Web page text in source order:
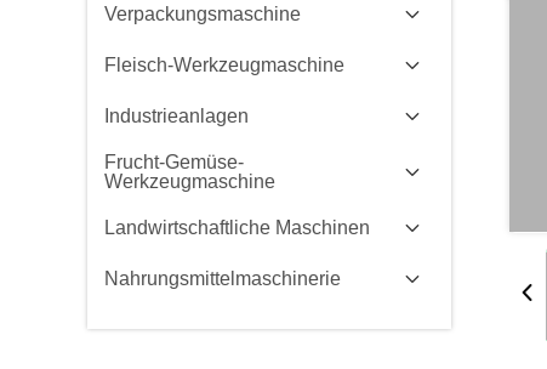
Verpackungsmaschine
Fleisch-Werkzeugmaschine
Industrieanlagen
Frucht-Gemüse-
Werkzeugmaschine
Landwirtschaftliche Maschinen
Nahrungsmittelmaschinerie